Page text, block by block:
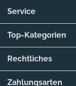
Service
Top-Kategorien
Rechtliches
Zahlungsarten